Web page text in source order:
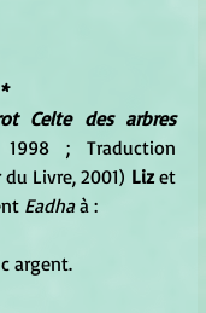
*
Celte des arbres
; Traduction
Livre, 2001) Liz
Eadha à :
argent.